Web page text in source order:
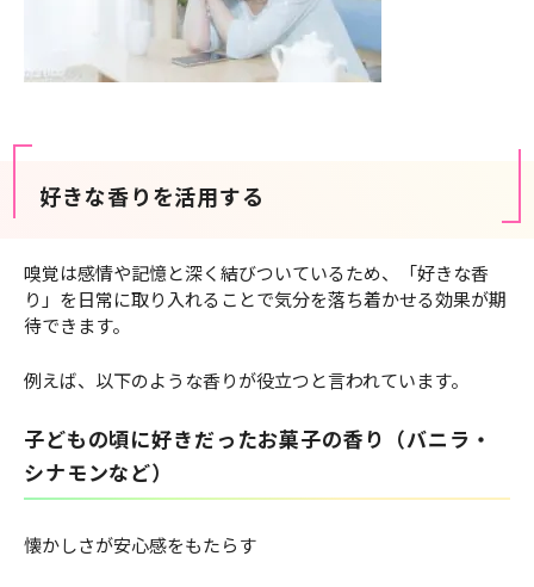
好きな香りを活用する
嗅覚は感情や記憶と深く結びついているため、「好きな香
り」を日常に取り入れることで気分を落ち着かせる効果が期
待できます。
例えば、以下のような香りが役立つと言われています。
子どもの頃に好きだったお菓子の香り（バニラ・
シナモンなど）
懐かしさが安心感をもたらす